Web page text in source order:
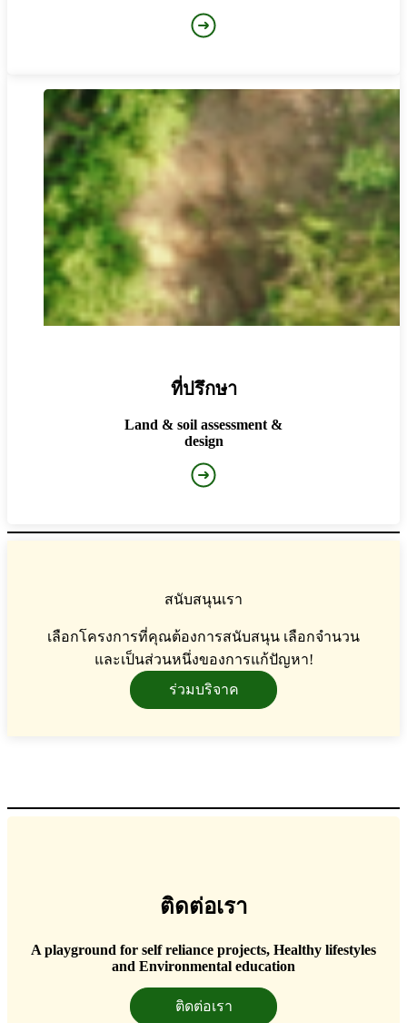
ที่ปรึกษา
Land & soil assessment &
design
สนับสนุนเรา
เลือกโครงการที่คุณต้องการสนับสนุน เลือกจำนวน
และเป็นส่วนหนึ่งของการแก้ปัญหา!
ร่วมบริจาค
ติดต่อเรา
A playground for self reliance projects, Healthy lifestyles
and Environmental education
ติดต่อเรา